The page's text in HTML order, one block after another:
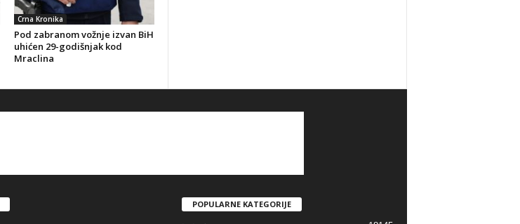
Crna Kronika
Pod zabranom vožnje izvan BiH
uhićen 29-godišnjak kod
Mraclina
POPULARNE KATEGORIJE